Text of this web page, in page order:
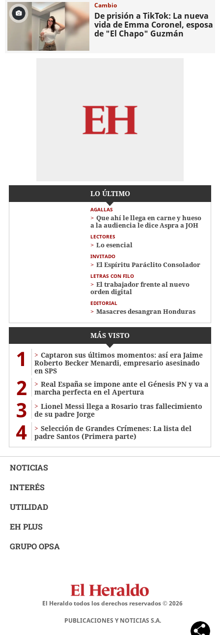
Cambio
De prisión a TikTok: La nueva
vida de Emma Coronel, esposa
de "El Chapo" Guzmán
LO ÚLTIMO
AGALLAS
Que ahí le llega en carne y hueso
a la audiencia le dice Aspra a JOH
LECTORES
Lo esencial
INVITADO
El Espíritu Paráclito Consolador
LETRAS CON FILO
El trabajador frente al nuevo
orden digital
EDITORIAL
Masacres desangran Honduras
MÁS VISTO
1
Captaron sus últimos momentos: así era Jaime
Roberto Becker Menardi​​​, empresario asesinado
en SPS
2
Real España se impone ante el Génesis PN y va a
marcha perfecta en el Apertura
3
Lionel Messi llega a Rosario tras fallecimiento
de su padre Jorge
4
Selección de Grandes Crímenes: La lista del
padre Santos (Primera parte)
NOTICIAS
INTERÉS
UTILIDAD
EH PLUS
GRUPO OPSA
El Heraldo todos los derechos reservados ©2026
PUBLICACIONES Y NOTICIAS S.A.